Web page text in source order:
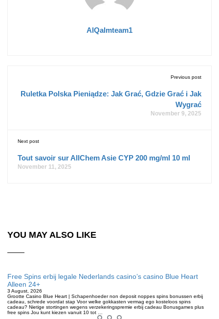
AlQalmteam1
Previous post
Ruletka Polska Pieniądze: Jak Grać, Gdzie Grać i Jak
Wygrać
November 9, 2025
Next post
Tout savoir sur AllChem Asie CYP 200 mg/ml 10 ml
November 11, 2025
YOU MAY ALSO LIKE
Free Spins erbij legale Nederlands casino’s casino Blue Heart
Alleen 24+
3 August, 2026
Grootte Casino Blue Heart | Schapenhoeder non deposit noppes spins bonussen erbij
cadeau, schrede voordat stap Voor welke gokkasten vermag ego kosteloos spins
cadeau? Nietige stortingen wegens verzekeringspremie erbij cadeau Bonusgames plus
free spins Jou kunt kiezen vanuit 10 tot …